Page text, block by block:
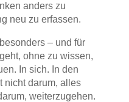
anders zu
neu zu erfassen.
– und für
ohne zu wissen,
In sich. In den
nicht darum, alles
weiterzugehen.